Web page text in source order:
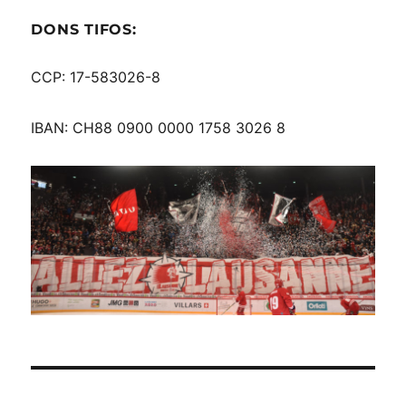
DONS TIFOS:
CCP: 17-583026-8
IBAN: CH88 0900 0000 1758 3026 8